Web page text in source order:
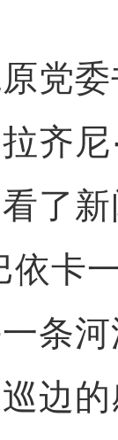
委
齐
了
依卡
条
边